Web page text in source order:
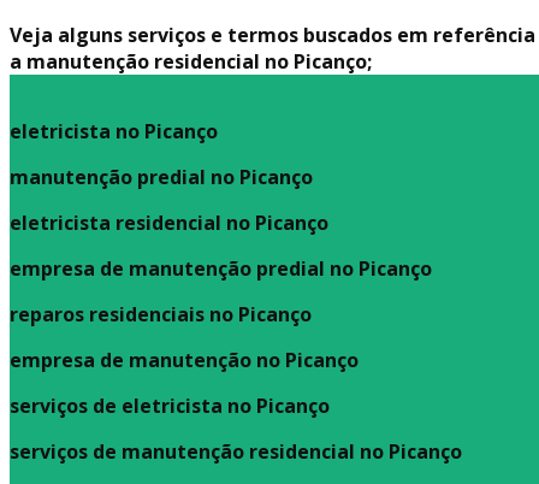
Veja alguns serviços e termos buscados em referência
a manutenção residencial no Picanço;
eletricista no Picanço
manutenção predial no Picanço
eletricista residencial no Picanço
empresa de manutenção predial no Picanço
reparos residenciais no Picanço
empresa de manutenção no Picanço
serviços de eletricista no Picanço
serviços de manutenção residencial no Picanço